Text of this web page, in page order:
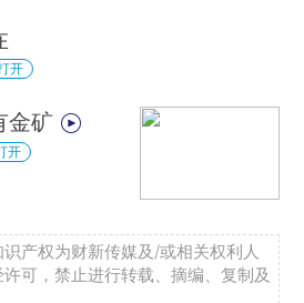
开
金矿
开
产权为财新传媒及/或相关权利人
可，禁止进行转载、摘编、复制及